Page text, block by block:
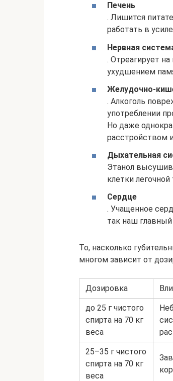
Печень
. Лишится
работать в
Нервная
. Отреагирует
ухудшением
Желудочно-
. Алкоголь
употреблении
Но даже
расстройством
Дыхательная
Этанол
клетки
Сердце
. Учащенное
так наш
То, насколько
многом зависит от
Дозировка
до 25 г чистого
спирта на 70 кг
веса
25–35 г чистого
спирта на 70 кг
веса